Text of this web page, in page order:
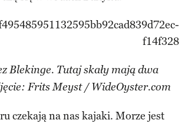
Blekinge. Tutaj skały mają dwa
Frits Meyst / WideOyster.com
czekają na nas kajaki. Morze jest